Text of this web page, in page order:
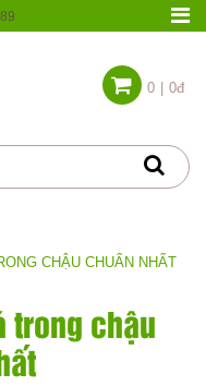
0 0đ
CHẬU CHUẨN NHẤT
trong chậu